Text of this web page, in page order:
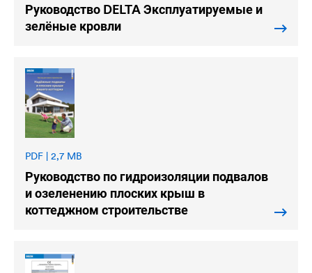
Руководство DELTAЭксплуатируемые и
зелёные кровли
PDF | 2,7 MB
Руководство по гидроизоляции подвалов
и озеленению плоских крыш в
коттеджном строительстве